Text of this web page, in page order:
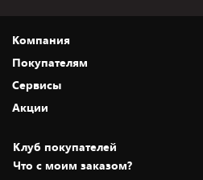
Компания
О нас
Адреса магазинов
Новости
Статьи и обзоры
Вакансии
Покупателям
Как сделать заказ
Оплата и доставка
Безналичный расчёт
Обмен и возврат товара
Сервисы
Установка техники
Для игровых консолей
Акции
Скидки и промокоды
Белорусские товары
Клуб покупателей
Что с моим заказом?